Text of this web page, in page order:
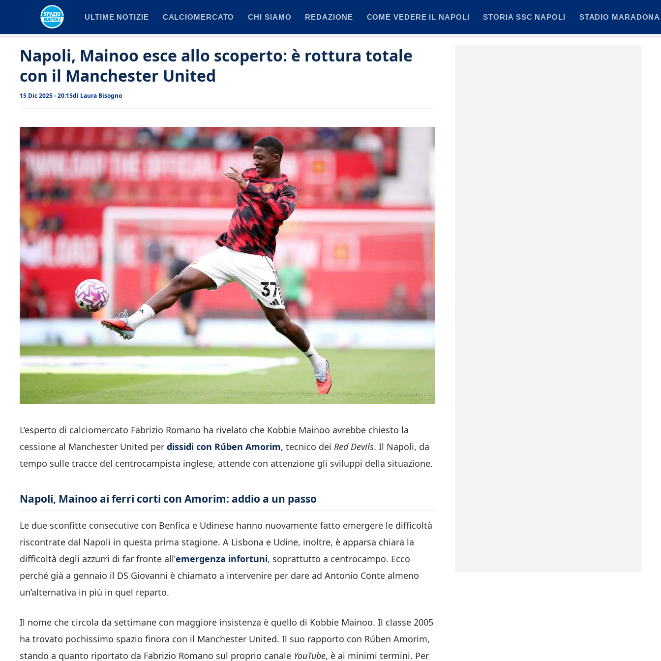
ULTIME NOTIZIE CALCIOMERCATO CHI SIAMO REDAZIONE COME VEDERE IL NAPOLI STORIA SSC NAPOLI STADIO MARADONA
Napoli, Mainoo esce allo scoperto: è rottura totale
con il Manchester United
15 Dic 2025 - 20:15di Laura Bisogno
L’esperto di calciomercato Fabrizio Romano ha rivelato che Kobbie Mainoo avrebbe chiesto la
cessione al Manchester United per dissidi con Rúben Amorim, tecnico dei Red Devils. Il Napoli, da
tempo sulle tracce del centrocampista inglese, attende con attenzione gli sviluppi della situazione.
Napoli, Mainoo ai ferri corti con Amorim: addio a un passo
Le due sconfitte consecutive con Benfica e Udinese hanno nuovamente fatto emergere le difficoltà
riscontrate dal Napoli in questa prima stagione. A Lisbona e Udine, inoltre, è apparsa chiara la
difficoltà degli azzurri di far fronte all’emergenza infortuni, soprattutto a centrocampo. Ecco
perché già a gennaio il DS Giovanni è chiamato a intervenire per dare ad Antonio Conte almeno
un’alternativa in più in quel reparto.
Il nome che circola da settimane con maggiore insistenza è quello di Kobbie Mainoo. Il classe 2005
ha trovato pochissimo spazio finora con il Manchester United. Il suo rapporto con Rúben Amorim,
stando a quanto riportato da Fabrizio Romano sul proprio canale YouTube, è ai minimi termini. Per